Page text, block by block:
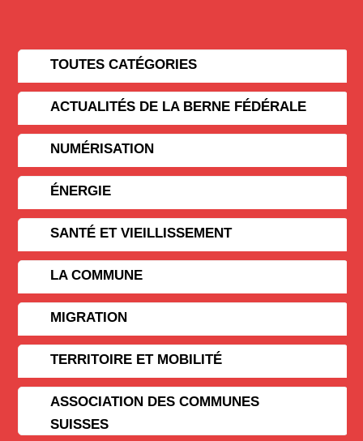
TOUTES CATÉGORIES
ACTUALITÉS DE LA BERNE FÉDÉRALE
NUMÉRISATION
ÉNERGIE
SANTÉ ET VIEILLISSEMENT
LA COMMUNE
MIGRATION
TERRITOIRE ET MOBILITÉ
ASSOCIATION DES COMMUNES
SUISSES